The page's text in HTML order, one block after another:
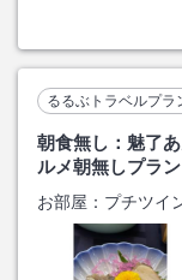
るるぶトラベルプラ
朝食無し：魅了
ルメ朝無しプラン
お部屋： プチツイ